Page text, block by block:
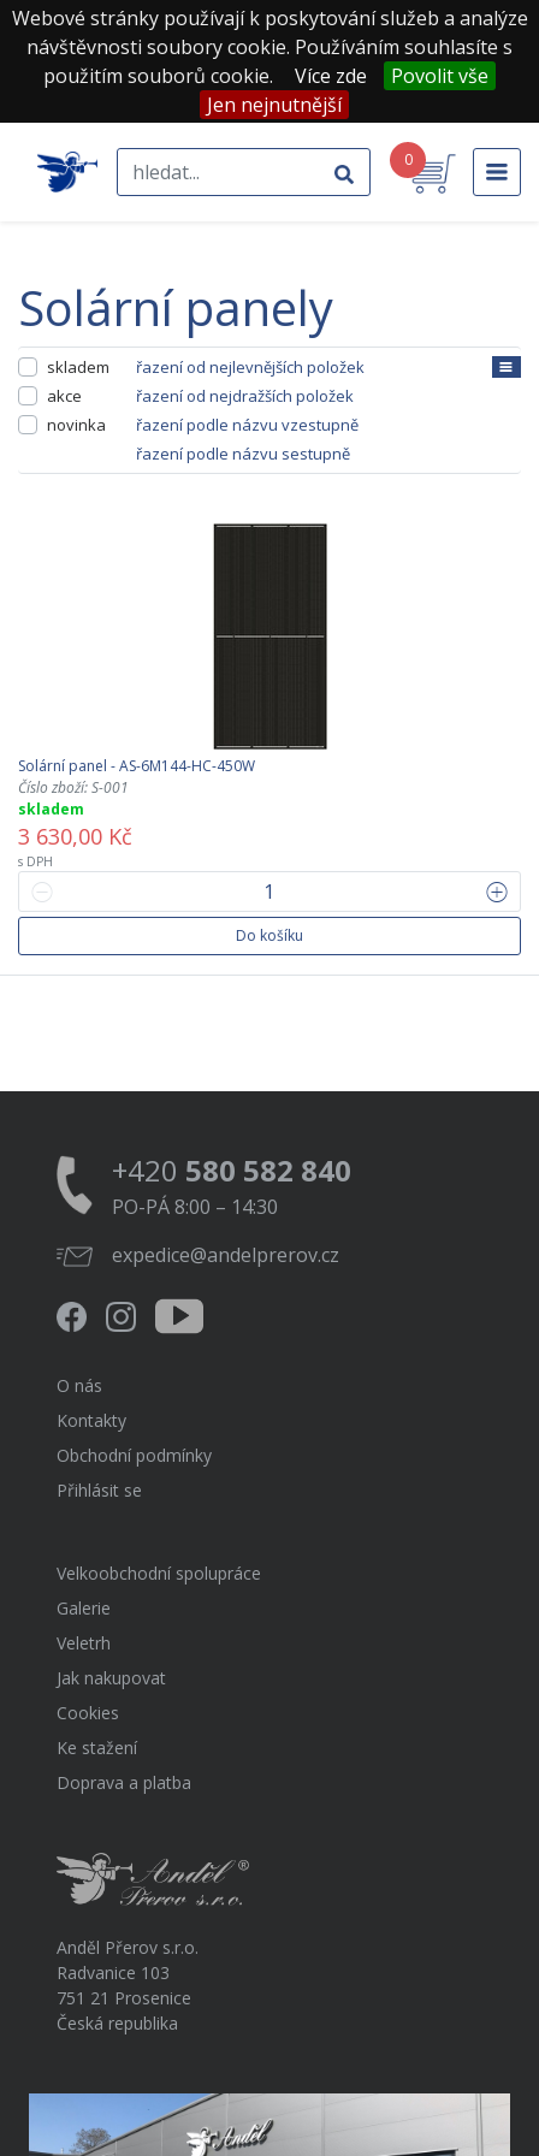
Webové stránky používají k poskytování služeb a analýze
návštěvnosti soubory cookie. Používáním souhlasíte s
použitím souborů cookie.
Více zde
Povolit vše
Jen nejnutnější
0
solární panely
skladem
akce
novinka
řazení od nejlevnějších položek
řazení od nejdražších položek
řazení podle názvu vzestupně
řazení podle názvu sestupně
Solární panel - AS-6M144-HC-450W
Číslo zboží: S-001
skladem
3 630,00 Kč
s DPH
Do košíku
+420 580 582 840
PO-PÁ 8:00 – 14:30
expedice@andelprerov.cz
O nás
Kontakty
Obchodní podmínky
Přihlásit se
Velkoobchodní spolupráce
Galerie
Veletrh
Jak nakupovat
Cookies
Ke stažení
Doprava a platba
Anděl Přerov s.r.o.
Radvanice 103
751 21 Prosenice
Česká republika